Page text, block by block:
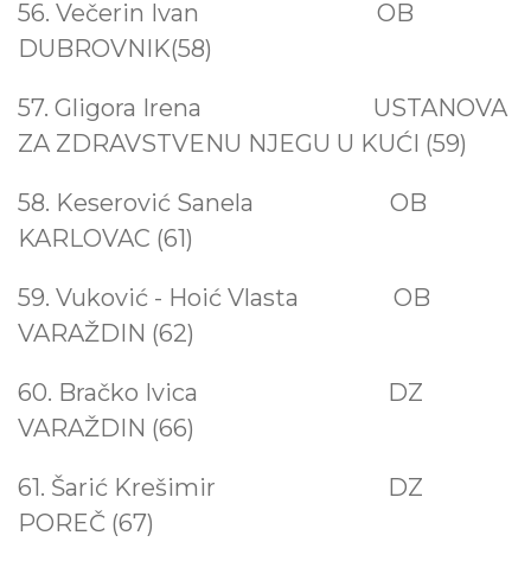
56. Večerin Ivan OB
DUBROVNIK(58)
57. Gligora Irena USTANOVA
ZA ZDRAVSTVENU NJEGU U KUĆI (59)
58. Keserović Sanela OB
KARLOVAC (61)
59. Vuković - Hoić Vlasta OB
VARAŽDIN (62)
60. Bračko Ivica DZ
VARAŽDIN (66)
61. Šarić Krešimir DZ
POREČ (67)